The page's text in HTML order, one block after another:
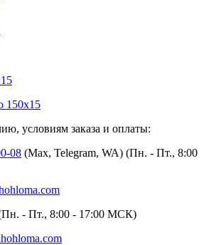
условиям заказа и оплаты:
08 (Max, Telegram, WA) (Пн. - Пт., 8:00
- Пт., 8:00 - 17:00 МСК)